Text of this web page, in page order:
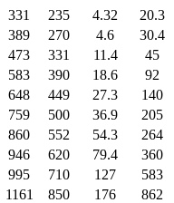
331 235 4.32
20.3
389 270 4.6
30.4
473 331 11.4
45
583 390 18.6
92
648 449 27.3
140
759 500 36.9
205
860 552 54.3
264
946 620 79.4
360
995 710 127
583
1161 850 176
862